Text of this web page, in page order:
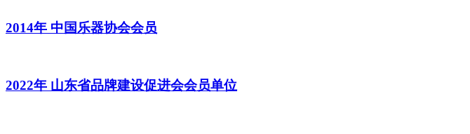
2014年 中国乐器协会会员
2022年 山东省品牌建设促进会会员单位